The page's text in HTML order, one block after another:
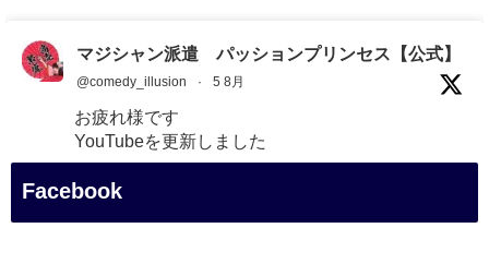
マジシャン派遣 パッションプリンセス【公式】
@comedy_illusion · 5 8月
お疲れ様です
YouTubeを更新しました
https://youtu.be/9Vo2WgtDLME @YouTube
Facebook